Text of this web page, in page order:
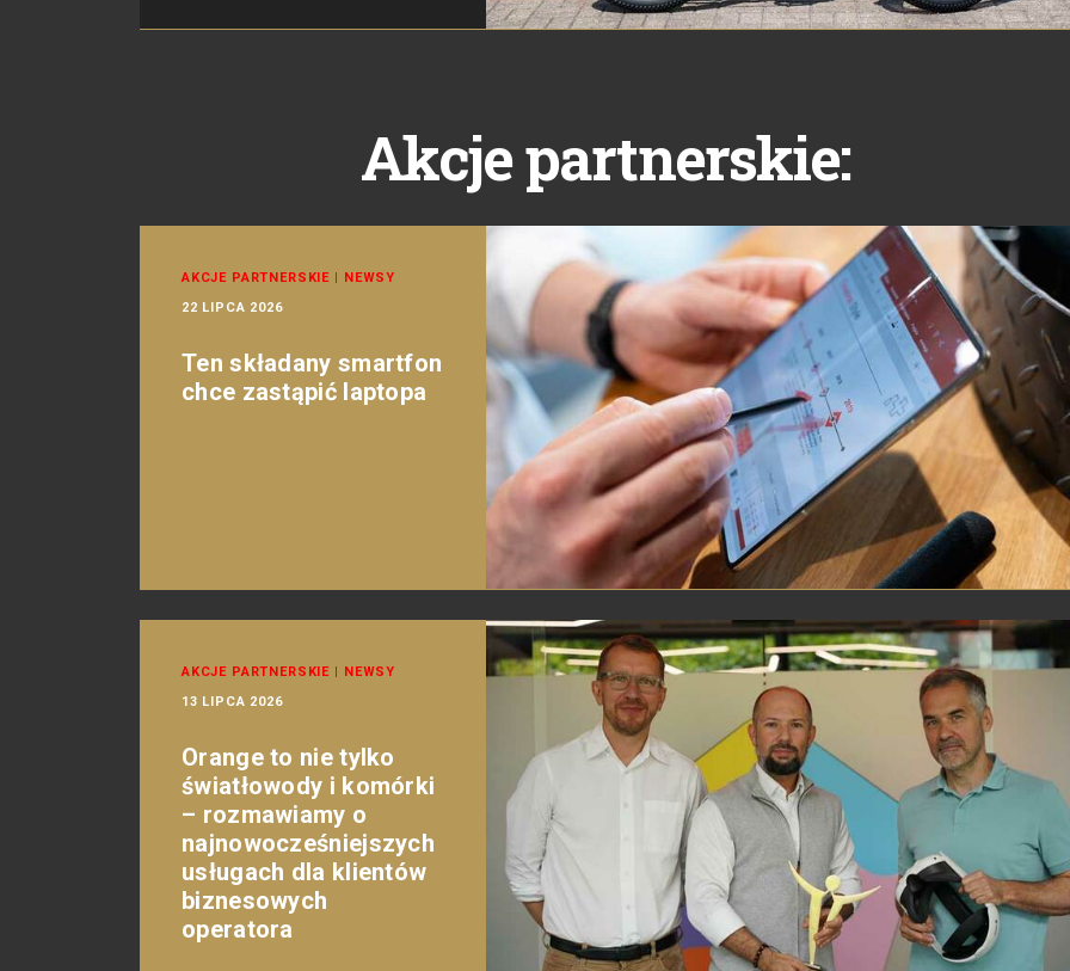
Akcje partnerskie:
AKCJE PARTNERSKIE | NEWSY
22 LIPCA 2026
Ten składany smartfon
chce zastąpić laptopa
AKCJE PARTNERSKIE | NEWSY
13 LIPCA 2026
Orange to nie tylko
światłowody i komórki
– rozmawiamy o
najnowocześniejszych
usługach dla klientów
biznesowych
operatora